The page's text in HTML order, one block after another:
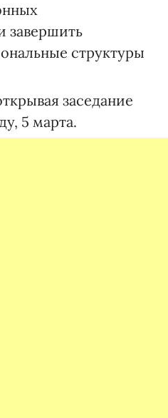
завершить
структуры
заседание
5 марта.